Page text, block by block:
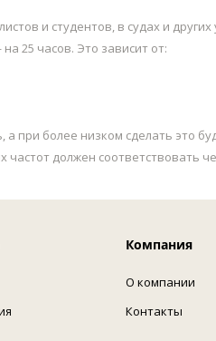
и студентов, в судах и
25 часов. Это зависит от:
а при более низком сделать
должен соответствовать
Компания
О компании
Контакты